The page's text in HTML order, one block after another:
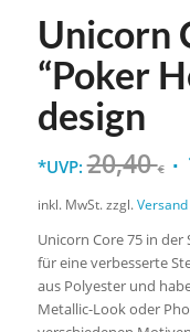
Unicorn
“Poker
design
*UVP: 20,40€
inkl. MwSt. zzgl. Versand
Unicorn Core 75 in
für eine verbesserte
aus Polyester und
Metallic-Look oder